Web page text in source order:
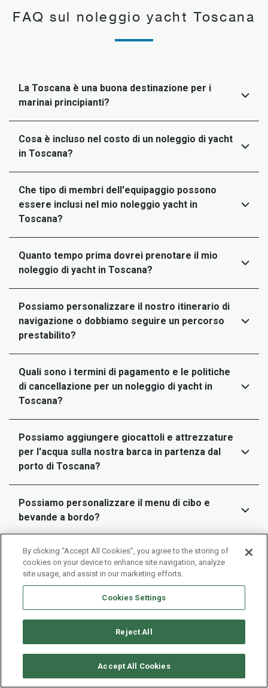
FAQ sul noleggio yacht Toscana
La Toscana è una buona destinazione per i
marinai principianti?
Cosa è incluso nel costo di un noleggio di yacht
in Toscana?
Che tipo di membri dell'equipaggio possono
essere inclusi nel mio noleggio yacht in
Toscana?
Quanto tempo prima dovrei prenotare il mio
noleggio di yacht in Toscana?
Possiamo personalizzare il nostro itinerario di
navigazione o dobbiamo seguire un percorso
prestabilito?
Quali sono i termini di pagamento e le politiche
di cancellazione per un noleggio di yacht in
Toscana?
Possiamo aggiungere giocattoli e attrezzature
per l'acqua sulla nostra barca in partenza dal
porto di Toscana?
Possiamo personalizzare il menu di cibo e
bevande a bordo?
By clicking “Accept All Cookies”, you agree to the storing of
cookies on your device to enhance site navigation, analyze
site usage, and assist in our marketing efforts.
Cookies Settings
Reject All
Accept All Cookies